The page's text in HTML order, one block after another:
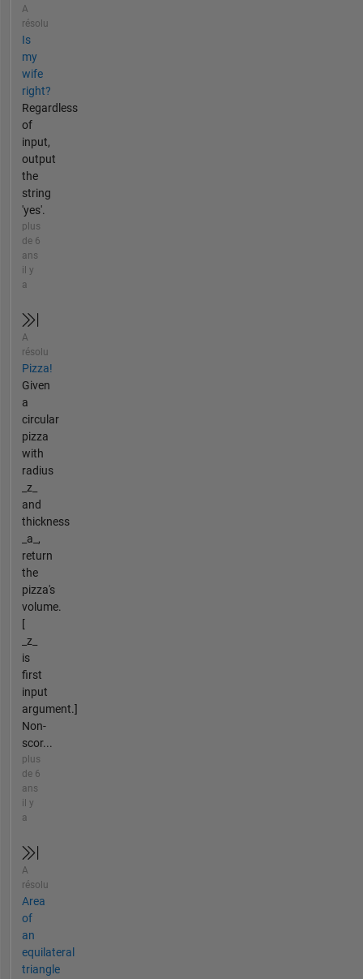
A
résolu
Is
my
wife
right?
Regardless
of
input,
output
the
string
'yes'.
plus
de 6
ans
il y
a
A
résolu
Pizza!
Given
a
circular
pizza
with
radius
_z_
and
thickness
_a_,
return
the
pizza's
volume.
[
_z_
is
first
input
argument.]
Non-
scor...
plus
de 6
ans
il y
a
A
résolu
Area
of
an
equilateral
triangle